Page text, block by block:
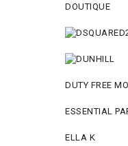
DOUTIQUE
DUTY FREE
ESSENTIAL
ELLA K